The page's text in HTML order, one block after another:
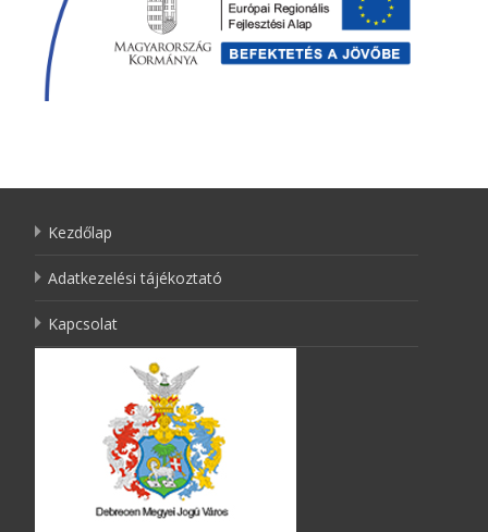
Kezdőlap
Adatkezelési tájékoztató
Kapcsolat